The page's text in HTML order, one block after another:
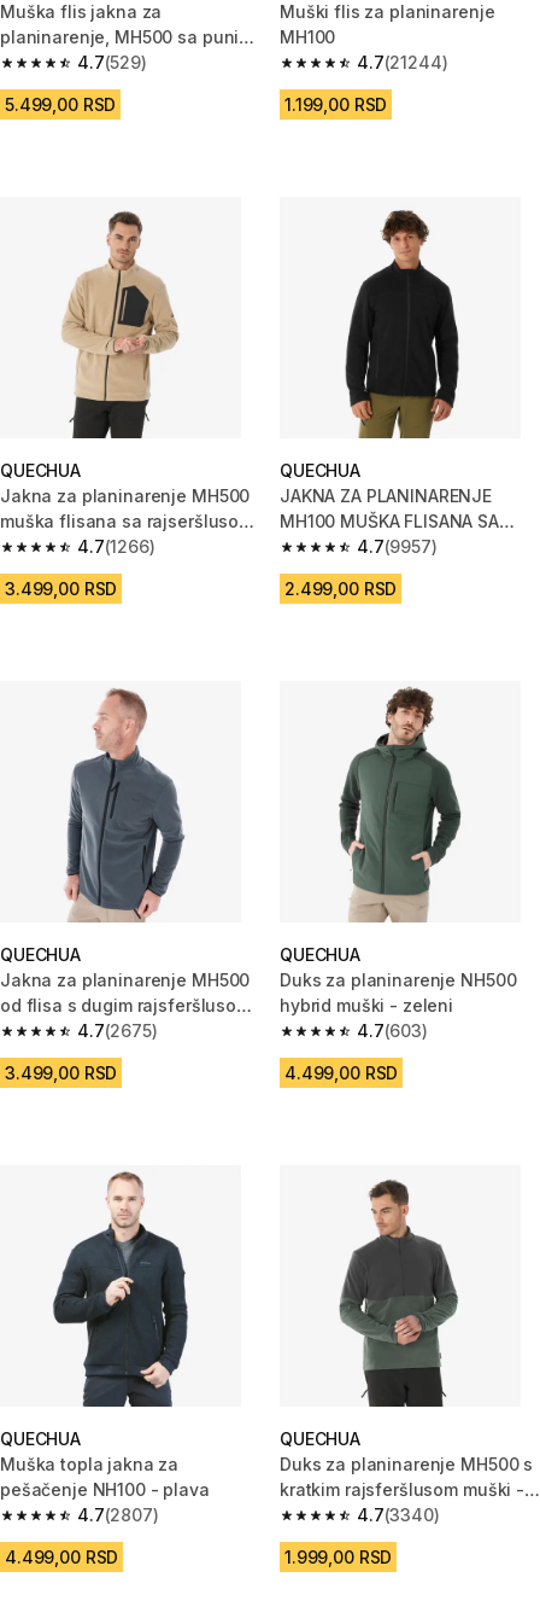
Muška flis jakna za
planinarenje, MH500 sa punim
patentnim zatvaračem - crna
4.7
4.7 od 5 zvezdica from 529 Recenzije
(529)
5.499,00 RSD
Muški flis za planinarenje
MH100
4.7
4.7 od 5 zvezdica from 21244
(21244)
1.199,00 RSD
QUECHUA
Jakna za planinarenje MH500
muška flisana sa rajseršlusom
i džepom 4.7
4.7 od 5 zvezdica from 1266 Recenzije
(1266)
3.499,00 RSD
QUECHUA
JAKNA ZA PLANINARENJE
MH100 MUŠKA FLISANA SA
RAJSFERŠLUSOM
4.7
4.7 od 5 zvezdica from 9957
(9957)
2.499,00 RSD
QUECHUA
Jakna za planinarenje MH500
od flisa s dugim rajsferšlusom
muška - siva
4.7
4.7 od 5 zvezdica from 2675 Recenzije
(2675)
3.499,00 RSD
QUECHUA
Duks za planinarenje NH500
hybrid muški - zeleni
4.7
4.7 od 5 zvezdica from 603
(603)
4.499,00 RSD
QUECHUA
Muška topla jakna za
pešačenje NH100 - plava
4.7
4.7 od 5 zvezdica from 2807 Recenzije
(2807)
4.499,00 RSD
QUECHUA
Duks za planinarenje MH500 s
kratkim rajsferšlusom muški -
zeleni
4.7
4.7 od 5 zvezdica from 3340
(3340)
1.999,00 RSD